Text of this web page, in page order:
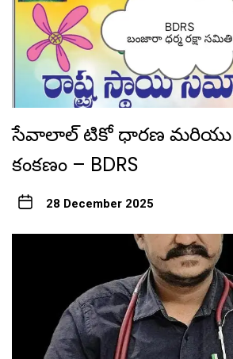
సేవాలాల్ టికో ధారణ మరియు
కంకణం – BDRS
28 December 2025